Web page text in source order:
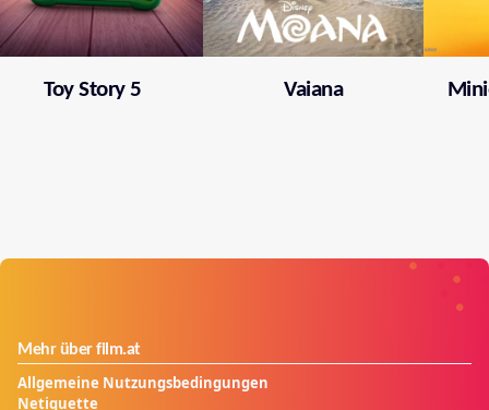
Toy Story 5 Vaiana
Mehr über film.at
Allgemeine Nutzungsbedingungen
Netiquette